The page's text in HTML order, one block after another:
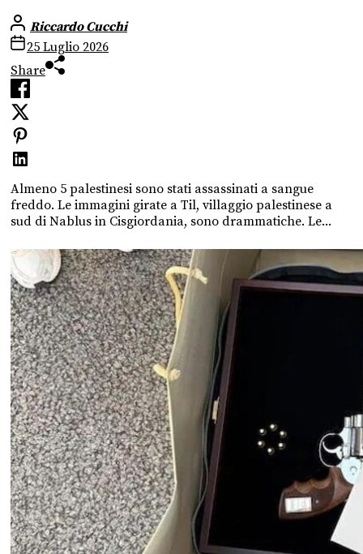
Riccardo Cucchi
25 Luglio 2026
Share
Almeno 5 palestinesi sono stati assassinati a sangue
freddo. Le immagini girate a Til, villaggio palestinese a
sud di Nablus in Cisgiordania, sono drammatiche. Le...